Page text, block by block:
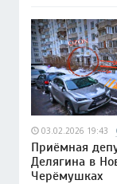
03.02.2026 19:43
Приёмная
Делягина в
Черёмушках